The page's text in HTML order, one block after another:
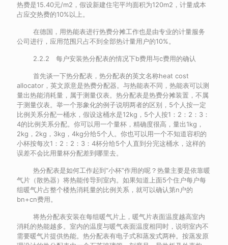
热费是15.40元/m2，假设新建住宅平均面积为120m2，计量成本
占应交热费的10%以上。
在德国，用热能表进行热费分摊工作也是由专业的计量服务
公司进行，应用范围只占不到全部热计量用户的10%。
2.2.2 每户安装热分配表的情况下b费用与c费用的确认
首先谈一下热分配表，热分配表的英文名称heat cost
allocator，英文原意是热费分配器。与热能表不同，热能表可以测
量出热能消耗量，属于测量仪表。热分配表是热费分摊装置，不属
于测量仪表。举一个形象化的例子说明两者的区别，5个人按一定
比例关系分配一桶水，假设这桶水是12kg，5个人按1：2：2：3：
4的比例关系分配。你可以用一个量杯，精确度很高，量出1kg，
2kg，2kg，3kg，4kg分给5个人。你也可以用一个不知道容积的
小杯按每次1：2：2：3：4杯分给5个人直到分完这桶水，这样的
误差不会比用量杯分配差到哪里去。
热分配表是如何工作起到“小杯”作用的呢？热量主要是依靠暖
气片（散热器）将热能传导到室内。如果知道上面5个住户每户每
组暖气片占整个楼热消耗量的比例关系，就可以确认第n户的
bn+cn费用。
将热分配表安装在每组暖气片上，暖气片表面温度越高室内
消耗的热能越多。室内的温度与暖气表面温度相同时，说明室内不
需要暖气片提供热能。热分配表有电子式和蒸发式两种。按蒸发原